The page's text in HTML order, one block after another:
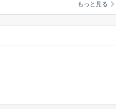
もっと見る